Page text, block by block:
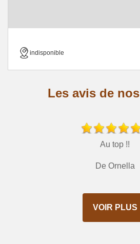
indisponible
Les avis de
Au top !!
De Ornella
VOIR PLUS